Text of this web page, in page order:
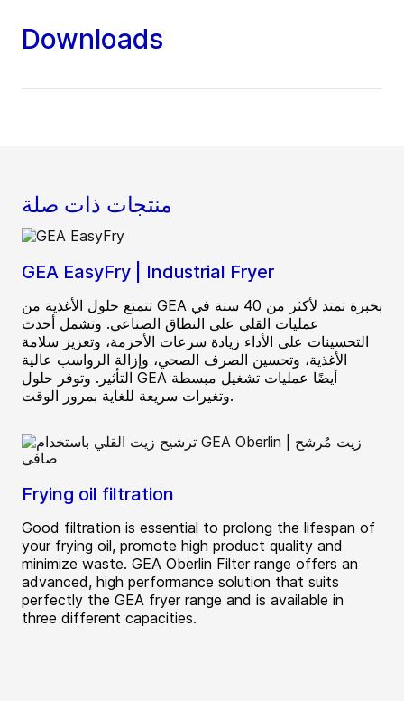
Downloads
منتجات ذات صلة
GEA EasyFry | Industrial Fryer
تتمتع حلول الأغذية من GEA بخبرة تمتد لأكثر من 40 سنة في
عمليات القلي على النطاق الصناعي. وتشمل أحدث
التحسينات على الأداء زيادة سرعات الأحزمة، وتعزيز سلامة
الأغذية، وتحسين الصرف الصحي، وإزالة الرواسب عالية
التأثير. وتوفر حلول GEA أيضًا عمليات تشغيل مبسطة
وتغيرات سريعة للغاية بمرور الوقت.
Frying oil filtration
Good filtration is essential to prolong the lifespan of
your frying oil, promote high product quality and
minimize waste. GEA Oberlin Filter range offers an
advanced, high performance solution that suits
perfectly the GEA fryer range and is available in
three different capacities.